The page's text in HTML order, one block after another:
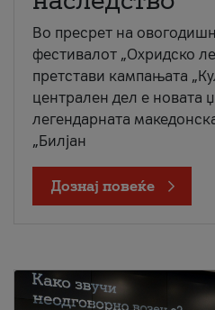
Во пресрет на
фестивалот „Охридско
претстави кампањата
централен дел е новата
легендарната
„Билјан
Дознај повеќе